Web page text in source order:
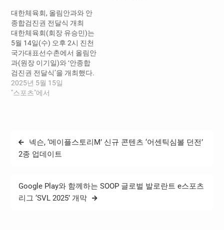
표선수촌장, 파마리서치 손
지훈 대표 등 관계자 10여 명
이 참석한 가운데 기부 개요
설명, 인사말, 감사패 전달,
물품 전달식, 기념촬영 순으
로 진행되었다. 파마리서치
는 다가오는 2026 밀라노코
르티나동계올림픽대회…
대한체육회, 올림안과와 안
종합검진권 전달식 개최
대한체육회(회장 유승민)는
5월 14일(수) 오후 2시 진천
국가대표선수촌에서 올림안
과(원장 이기일)와 ‘안종합
검진권 전달식’을 개최했다.
이날 전달식은 김택수 국가
대표선수촌장, 이기일 올림
및 2026 아이치·나고야아시
아경기대회에서 대한민국
밀검사와 눈건조 IPL을 받을
수 있는 ‘안종합검진권 검진
권 190매(5천만 원 상당)를…
2025년 5월 15일
"스포츠"에서
글
탐
넥슨, ‘메이플스토리M’ 신규 콘텐츠 ‘어센틱심볼 던전’
2종 업데이트
Google Play와 함께하는 SOOP 글로벌 발로란트 e스포츠
리그 ‘SVL 2025’ 개막